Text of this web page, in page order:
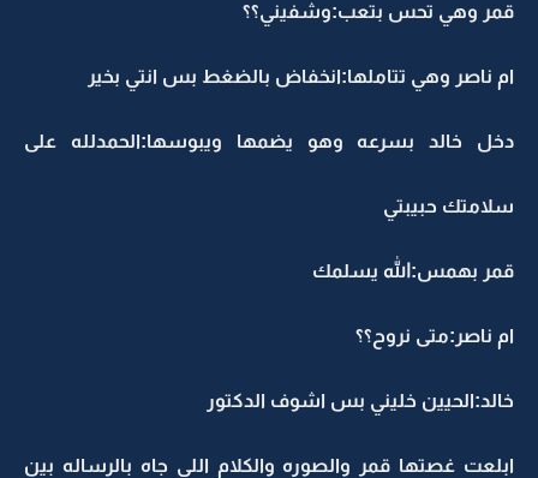
قمر وهي تحس بتعب:وشفيني؟؟
ام ناصر وهي تتاملها:انخفاض بالضغط بس انتي بخير
دخل خالد بسرعه وهو يضمها ويبوسها:الحمدلله على
سلامتك حبيبتي
قمر بهمس:الله يسلمك
ام ناصر:متى نروح؟؟
خالد:الحيين خليني بس اشوف الدكتور
ابلعت غصتها قمر والصوره والكلام اللي جاه بالرساله بين